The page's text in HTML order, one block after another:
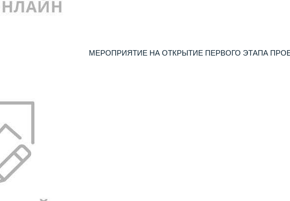
МЕРОПРИЯТИЕ НА ОТКРЫТИЕ ПЕРВОГО ЭТАПА